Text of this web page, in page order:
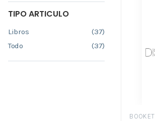
TIPO ARTICULO
Libros
(37)
Todo
(37)
BOOKET